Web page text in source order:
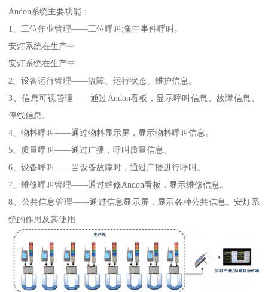
Andon系统主要功能：
1、工位作业管理——工位呼叫;集中事件呼叫。
安灯系统在生产中
安灯系统在生产中
2、设备运行管理——故障、运行状态、维护信息。
3、信息可视管理——通过Andon看板，显示呼叫信息、故障信息、
停线信息。
4、物料呼叫——通过物料显示屏，显示物料呼叫信息。
5、质量呼叫——通过广播，呼叫质量信息。
6、设备呼叫——当设备故障时，通过广播进行呼叫。
7、维修呼叫管理——通过维修Andon看板，显示维修信息。
8、公共信息管理——通过信息显示屏，显示各种公共信息。安灯系
统的作用及其使用